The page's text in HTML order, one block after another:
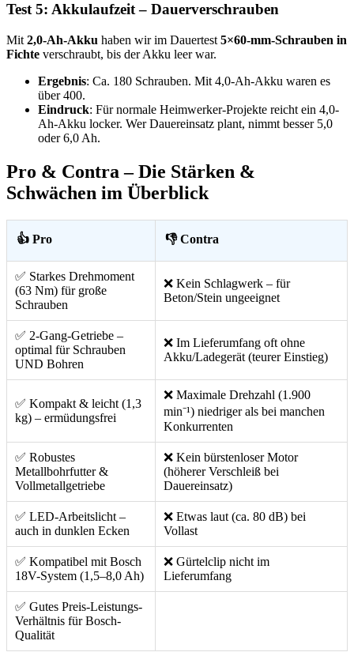
Test 5: Akkulaufzeit – Dauerverschrauben
Mit 2,0-Ah-Akku haben wir im Dauertest 5×60-mm-Schrauben in
Fichte verschraubt, bis der Akku leer war.
Ergebnis: Ca. 180 Schrauben. Mit 4,0-Ah-Akku waren es
über 400.
Eindruck: Für normale Heimwerker-Projekte reicht ein 4,0-
Ah-Akku locker. Wer Dauereinsatz plant, nimmt besser 5,0
oder 6,0 Ah.
Pro & Contra – Die Stärken &
Schwächen im Überblick
👍 Pro 👎 Contra
✅ Starkes Drehmoment
(63 Nm) für große
Schrauben
❌ Kein Schlagwerk – für
Beton/Stein ungeeignet
✅ 2-Gang-Getriebe –
optimal für Schrauben
UND Bohren
❌ Im Lieferumfang oft ohne
Akku/Ladegerät (teurer Einstieg)
✅ Kompakt & leicht (1,3
kg) – ermüdungsfrei
❌ Maximale Drehzahl (1.900
min⁻¹) niedriger als bei manchen
Konkurrenten
✅ Robustes
Metallbohrfutter &
Vollmetallgetriebe
❌ Kein bürstenloser Motor
(höherer Verschleiß bei
Dauereinsatz)
✅ LED-Arbeitslicht –
auch in dunklen Ecken
❌ Etwas laut (ca. 80 dB) bei
Vollast
✅ Kompatibel mit Bosch
18V-System (1,5–8,0 Ah)
❌ Gürtelclip nicht im
Lieferumfang
✅ Gutes Preis-Leistungs-
Verhältnis für Bosch-
Qualität